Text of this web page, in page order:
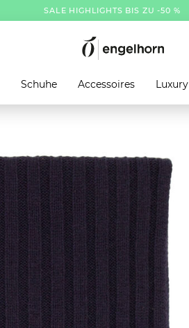
SALE HIGHLIGHTS BIS ZU -50 %
Schuhe Accessoires Luxury